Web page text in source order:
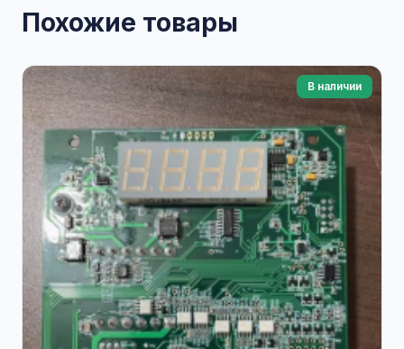
Похожие товары
В наличии